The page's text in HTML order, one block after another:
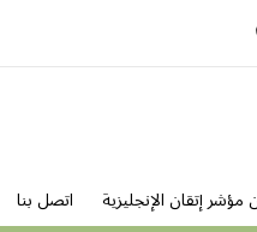
شاهد كل ما نقوم به
مؤشر إتقان الإنجليزية اتصل بنا